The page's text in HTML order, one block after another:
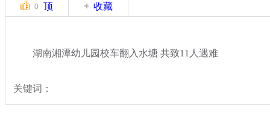
0 顶 收藏
湖南湘潭幼儿园校车翻入水塘 共致11人遇难
关键词：